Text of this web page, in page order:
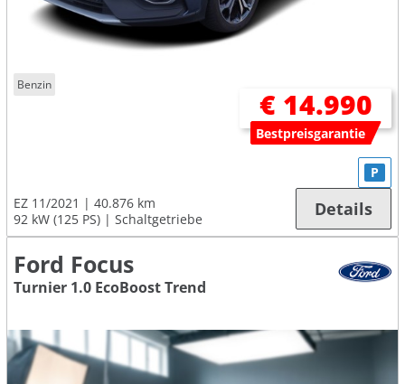
Benzin
€ 14.990
Bestpreisgarantie
EZ 11/2021
40.876 km
92 kW (125 PS)
Schaltgetriebe
P
Details
Ford Focus
Turnier 1.0 EcoBoost Trend